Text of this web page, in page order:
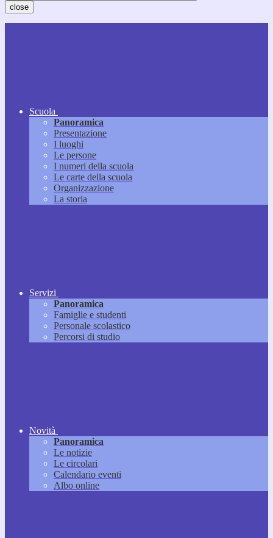
close
Scuola
Panoramica
Presentazione
I luoghi
Le persone
I numeri della scuola
Le carte della scuola
Organizzazione
La storia
Servizi
Panoramica
Famiglie e studenti
Personale scolastico
Percorsi di studio
Novità
Panoramica
Le notizie
Le circolari
Calendario eventi
Albo online